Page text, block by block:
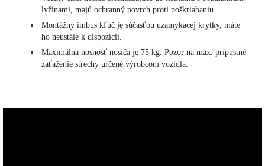
lyžinami, majú ochranný povrch proti poškriabaniu.
Montážny imbus kľúč je súčasťou uzamykacej krytky, máte
ho neustále k dispozícii.
Maximálna nosnosť nosiča je 75 kg. Pozor na max. prípustné
zaťaženie strechy určené výrobcom vozidla.